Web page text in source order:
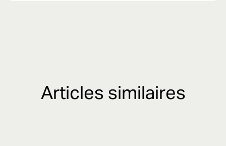
Articles similaires